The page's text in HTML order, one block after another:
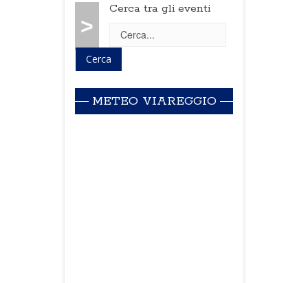
>
Cerca tra gli eventi
METEO VIAREGGIO